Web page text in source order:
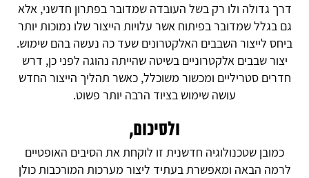
דרך גדולה ולו רק בשל העובדה שמדובר בפתרון חדשני, אלא
גם בגלל שמדובר בפיתוח אשר עלויות הייצור שלו נמוכות יותר
ביחס לייצור השבבים האלקטרונים שעד כה נעשה בהם שימוש.
יצור שבבים אלקטרוניים בשיטה שהייתה נהוגה לפני כן, דרש
חדרים סטריליים ומכשור משוכלל, כאשר תהליך הייצור החדש
עושה שימוש בציוד הרבה יותר פשוט.
ולסיכום,
כמובן שטכנולוגיה חדשנית זו לוקחת את הסיבים האופטיים
לרמה הבאה ומאפשרת בעתיד ליצור מערכות המורכבות כולן